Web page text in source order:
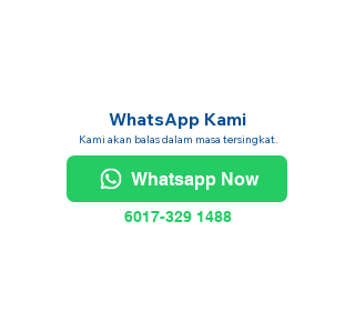
WhatsApp Kami
Kami akan balas dalam masa tersingkat.
Whatsapp Now
6017-329 1488